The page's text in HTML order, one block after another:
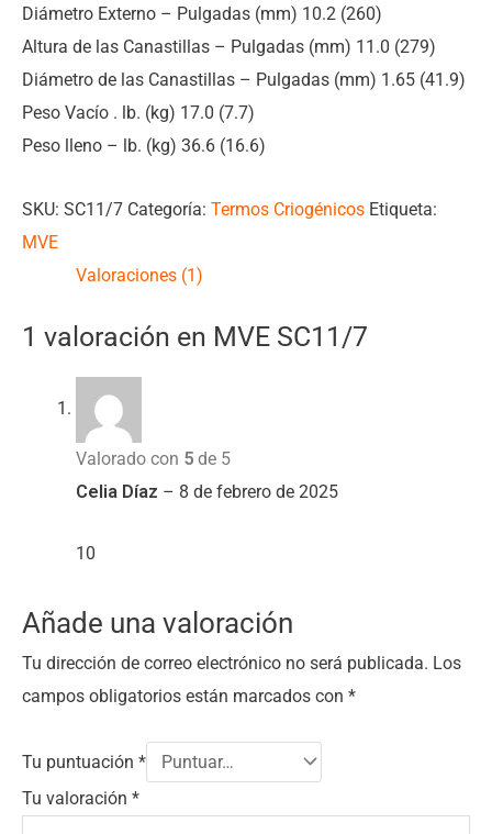
Diámetro Externo – Pulgadas (mm) 10.2 (260)
Altura de las Canastillas – Pulgadas (mm) 11.0 (279)
Diámetro de las Canastillas – Pulgadas (mm) 1.65 (41.9)
Peso Vacío . lb. (kg) 17.0 (7.7)
Peso lleno – lb. (kg) 36.6 (16.6)
SKU: SC11/7 Categoría: Termos Criogénicos Etiqueta:
MVE
Valoraciones (1)
1 valoración en MVE SC11/7
Valorado con 5 de 5
Celia Díaz – 8 de febrero de 2025
10
Añade una valoración
Tu dirección de correo electrónico no será publicada. Los
campos obligatorios están marcados con *
Tu puntuación *
Tu valoración *